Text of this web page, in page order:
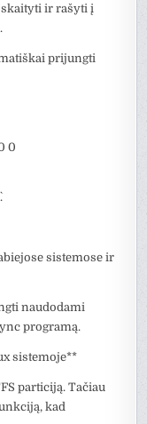
ir rašyti į
prijungti
0
sistemose ir
naudodami
programą.
sistemoje**
particiją. Tačiau
kad